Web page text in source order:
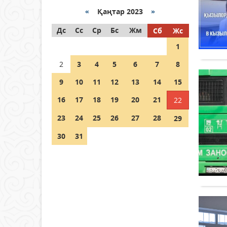
граждане Казахстана,
находящиеся за рубежом?
05 тамыз 2026 ж. 141
Шетелде жүрген Қазақстан
азаматтары қалай дауыс
бере алады?
« Қаңтар 2023 »
Дс
Сс Ср Бс Жм Сб
Жс
1
2
3 4 5 6 7
8
9
10 11 12 13 14
15
16
17 18 19 20 21
22
23
24 25 26 27 28
29
30
31